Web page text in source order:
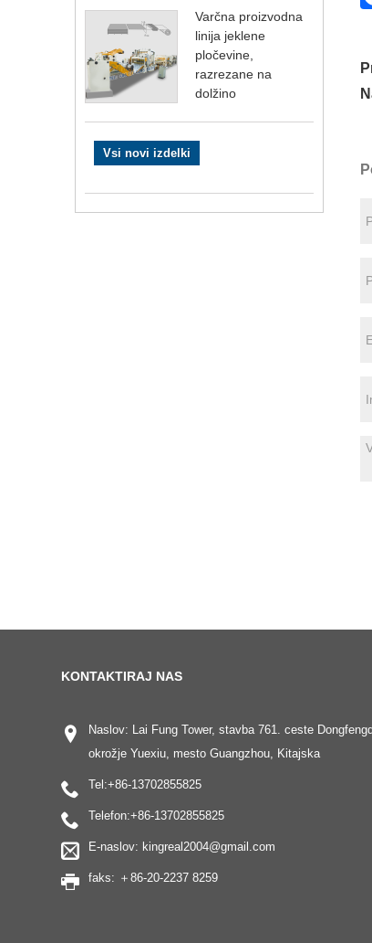
Varčna proizvodna
linija jeklene
pločevine,
razrezane na
dolžino
Vsi novi izdelki
KONTAKTIRAJ NAS
Naslov: Lai Fung Tower, stavba 761. ceste
okrožje Yuexiu, mesto Guangzhou, Kitajska
Tel:+86-13702855825
Telefon:+86-13702855825
E-naslov: kingreal2004@gmail.com
faks: ＋86-20-2237 8259